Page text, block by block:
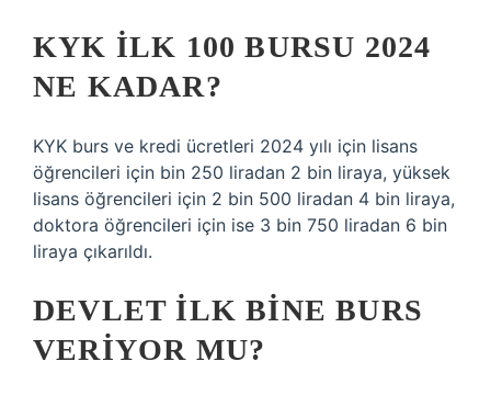
KYK ILK 100 BURSU 2024
NE KADAR?
KYK burs ve kredi ücretleri 2024 yılı için lisans
öğrencileri için bin 250 liradan 2 bin liraya, yüksek
lisans öğrencileri için 2 bin 500 liradan 4 bin liraya,
doktora öğrencileri için ise 3 bin 750 liradan 6 bin
liraya çıkarıldı.
DEVLET ILK BINE BURS
VERIYOR MU?